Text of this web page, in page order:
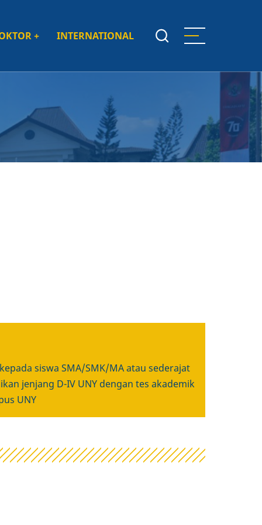
+ INTERNATIONAL
siswa SMA/SMK/MA atau sederajat
jenjang D-IV UNY dengan tes akademik
UNY